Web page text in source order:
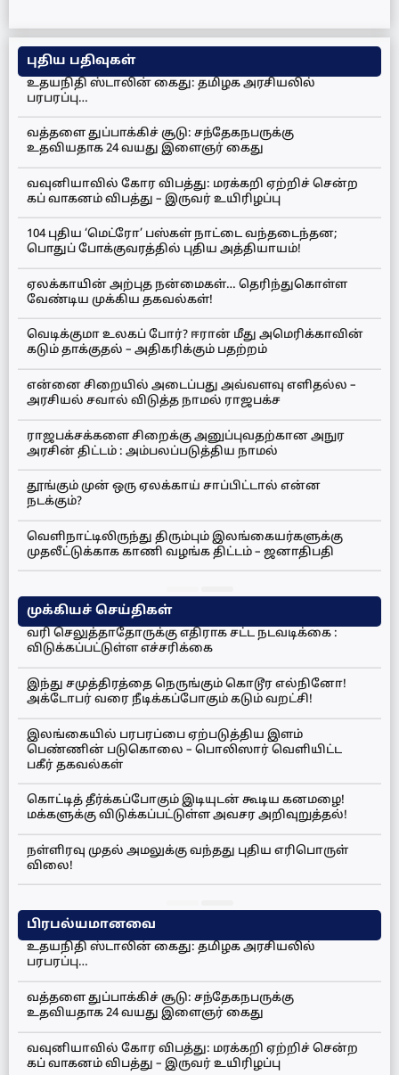
புதிய பதிவுகள்
உதயநிதி ஸ்டாலின் கைது: தமிழக அரசியலில்
பரபரப்பு…
வத்தளை துப்பாக்கிச் சூடு: சந்தேகநபருக்கு
உதவியதாக 24 வயது இளைஞர் கைது
வவுனியாவில் கோர விபத்து: மரக்கறி ஏற்றிச் சென்ற
கப் வாகனம் விபத்து – இருவர் உயிரிழப்பு
104 புதிய ‘மெட்ரோ’ பஸ்கள் நாட்டை வந்தடைந்தன;
பொதுப் போக்குவரத்தில் புதிய அத்தியாயம்!
ஏலக்காயின் அற்புத நன்மைகள்… தெரிந்துகொள்ள
வேண்டிய முக்கிய தகவல்கள்!
வெடிக்குமா உலகப் போர்? ஈரான் மீது அமெரிக்காவின்
கடும் தாக்குதல் – அதிகரிக்கும் பதற்றம்
என்னை சிறையில் அடைப்பது அவ்வளவு எளிதல்ல –
அரசியல் சவால் விடுத்த நாமல் ராஜபக்ச
ராஜபக்சக்களை சிறைக்கு அனுப்புவதற்கான அநுர
அரசின் திட்டம் : அம்பலப்படுத்திய நாமல்
தூங்கும் முன் ஒரு ஏலக்காய் சாப்பிட்டால் என்ன
நடக்கும்?
வெளிநாட்டிலிருந்து திரும்பும் இலங்கையர்களுக்கு
முதலீட்டுக்காக காணி வழங்க திட்டம் – ஜனாதிபதி
முக்கியச் செய்திகள்
வரி செலுத்தாதோருக்கு எதிராக சட்ட நடவடிக்கை :
விடுக்கப்பட்டுள்ள எச்சரிக்கை
இந்து சமுத்திரத்தை நெருங்கும் கொடூர எல்நினோ!
அக்டோபர் வரை நீடிக்கப்போகும் கடும் வறட்சி!
இலங்கையில் பரபரப்பை ஏற்படுத்திய இளம்
பெண்ணின் படுகொலை – பொலிஸார் வெளியிட்ட
பகீர் தகவல்கள்
கொட்டித் தீர்க்கப்போகும் இடியுடன் கூடிய கனமழை!
மக்களுக்கு விடுக்கப்பட்டுள்ள அவசர அறிவுறுத்தல்!
நள்ளிரவு முதல் அமலுக்கு வந்தது புதிய எரிபொருள்
விலை!
பிரபல்யமானவை
உதயநிதி ஸ்டாலின் கைது: தமிழக அரசியலில்
பரபரப்பு…
வத்தளை துப்பாக்கிச் சூடு: சந்தேகநபருக்கு
உதவியதாக 24 வயது இளைஞர் கைது
வவுனியாவில் கோர விபத்து: மரக்கறி ஏற்றிச் சென்ற
கப் வாகனம் விபத்து – இருவர் உயிரிழப்பு